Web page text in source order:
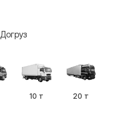
Догруз
10 т 20 т